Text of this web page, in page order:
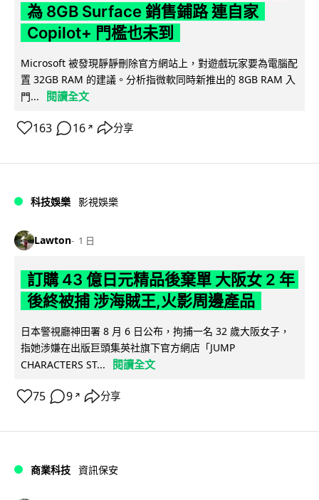
為 8GB Surface 銷售鋪路 連自家
Copilot+ 門檻也未到
Microsoft 被發現靜靜刪除官方網站上，對遊戲玩家要為電腦配
置 32GB RAM 的建議。分析指微軟同時新推出的 8GB RAM 入
門...
閱讀全文
163 16 ↗ 分享
科技娛樂 影視娛樂
Lawton 1 日
訂購 43 億日元精品後棄單 大阪女 2 年
後終被捕 涉海賊王,火影周邊產品
日本警視廳神田署 8 月 6 日公布，拘捕一名 32 歲大阪女子，
指她涉嫌在出版巨頭集英社旗下官方網店「JUMP
CHARACTERS ST...
閱讀全文
75 9 ↗ 分享
商業科技 資訊保安